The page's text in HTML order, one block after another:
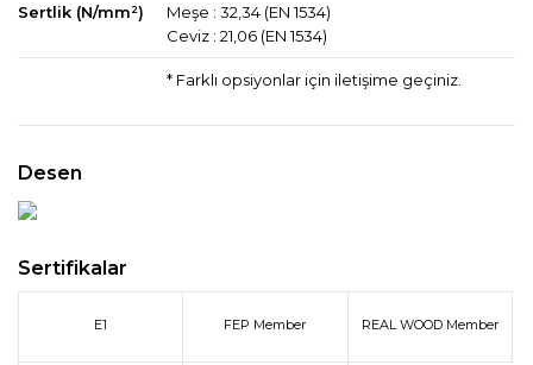
Sertlik (N/mm²)
Meşe : 32,34 (EN 1534)
Ceviz : 21,06 (EN 1534)
* Farklı opsiyonlar için iletişime geçiniz.
Desen
Sertifikalar
E1 FEP Member REAL WOOD Member